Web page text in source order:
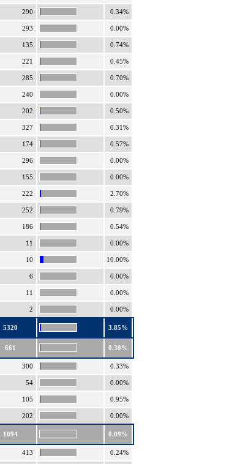
290 0.34%
293 0.00%
135 0.74%
221 0.45%
285 0.70%
240 0.00%
202 0.50%
327 0.31%
174 0.57%
296 0.00%
155 0.00%
222 2.70%
252 0.79%
186 0.54%
11 0.00%
10 10.00%
6 0.00%
11 0.00%
2 0.00%
5320 3.85%
661 0.30%
300 0.33%
54 0.00%
105 0.95%
202 0.00%
1094 0.09%
413 0.24%